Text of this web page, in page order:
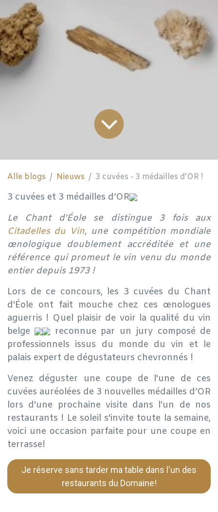
Alle blogs Nieuws 3 cuvées - 3 médailles d'OR !
3 cuvées et 3 médailles d’OR
Le Chant d'Éole se distingue 3 fois aux
Citadelles du Vin, une compétition mondiale
œnologique doublement accréditée et une
référence qui promeut le vin venu du monde
entier depuis 1973 !
Lors de ce concours, les 3 cuvées du Chant
d'Éole ont fait mouche chez ces œnologues
aguerris ! Quel plaisir de voir la qualité du vin
belge
reconnue par un jury composé de
professionnels issus du monde du vin et le
palais expert de dégustateurs chevronnés !
Venez déguster une coupe de l'une de ces
cuvées auréolées de 3 nouvelles médailles d’OR
lors d'une prochaine visite dans l'un de nos
restaurants ! Le soleil s'invite toute la semaine,
voici une occasion parfaite pour une coupe en
terrasse!
Je réserve sans tarder ma table dans l'un des
restaurants du Domaine!